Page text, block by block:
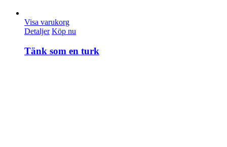
Visa varukorg
Detaljer Köp nu
Tänk som en turk